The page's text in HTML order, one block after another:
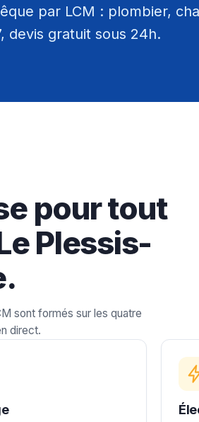
par LCM : plombier,
devis gratuit sous 24h.
pour tout
Plessis-
sont formés sur les quatre
direct.